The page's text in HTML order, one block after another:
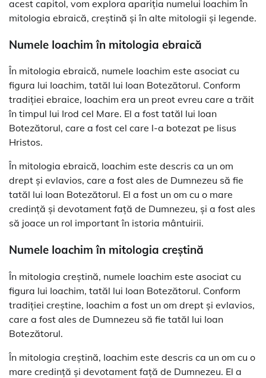
acest capitol, vom explora apariția numelui Ioachim în
mitologia ebraică, creștină și în alte mitologii și legende.
Numele Ioachim în mitologia ebraică
În mitologia ebraică, numele Ioachim este asociat cu
figura lui Ioachim, tatăl lui Ioan Botezătorul. Conform
tradiției ebraice, Ioachim era un preot evreu care a trăit
în timpul lui Irod cel Mare. El a fost tatăl lui Ioan
Botezătorul, care a fost cel care l-a botezat pe Iisus
Hristos.
În mitologia ebraică, Ioachim este descris ca un om
drept și evlavios, care a fost ales de Dumnezeu să fie
tatăl lui Ioan Botezătorul. El a fost un om cu o mare
credință și devotament față de Dumnezeu, și a fost ales
să joace un rol important în istoria mântuirii.
Numele Ioachim în mitologia creștină
În mitologia creștină, numele Ioachim este asociat cu
figura lui Ioachim, tatăl lui Ioan Botezătorul. Conform
tradiției creștine, Ioachim a fost un om drept și evlavios,
care a fost ales de Dumnezeu să fie tatăl lui Ioan
Botezătorul.
În mitologia creștină, Ioachim este descris ca un om cu o
mare credință și devotament față de Dumnezeu. El a